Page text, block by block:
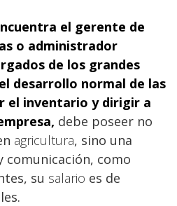
el gerente de
o administrador
de los grandes
desarrollo normal de las
el inventario y dirigir a
debe poseer no
agricultura, sino una
comunicación, como
su salario es de